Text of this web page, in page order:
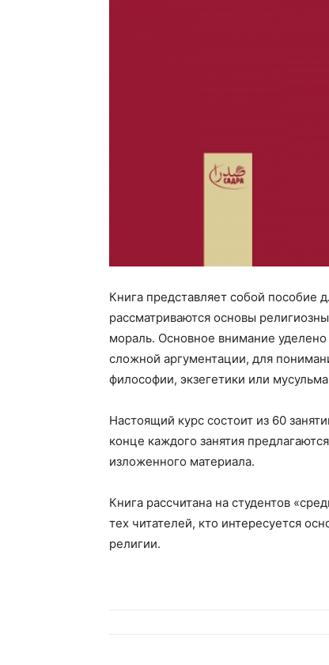
Книга представляет собой пособие
рассматриваются основы
мораль. Основное внимание
сложной аргументации, для
философии, экзегетики или
Настоящий курс состоит из 60
конце каждого занятия
изложенного материала.
Книга рассчитана на студентов
тех читателей, кто интересуется
религии.